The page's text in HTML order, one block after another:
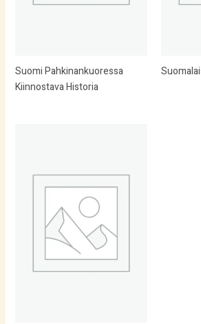
Suomi Pahkinankuoressa
Kiinnostava Historia